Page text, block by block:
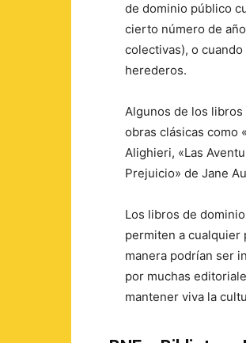
de dominio público
cierto número de
colectivas), o
herederos.
Algunos de los
obras clásicas como
Alighieri, «Las
Prejuicio» de Jane
Los libros de
permiten a cualquier
manera podrían ser
por muchas
mantener viva la